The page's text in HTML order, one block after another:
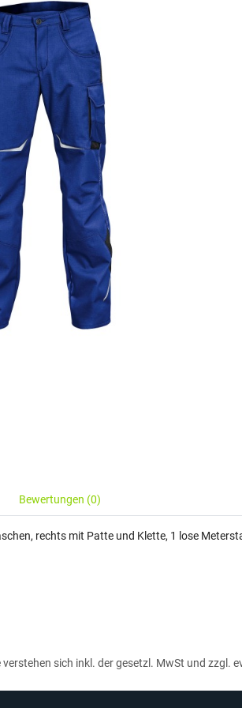
Bewertungen (0)
rechts mit Patte und Klette, 1 lose
verstehen sich inkl. der gesetzl. MwSt und zzgl.